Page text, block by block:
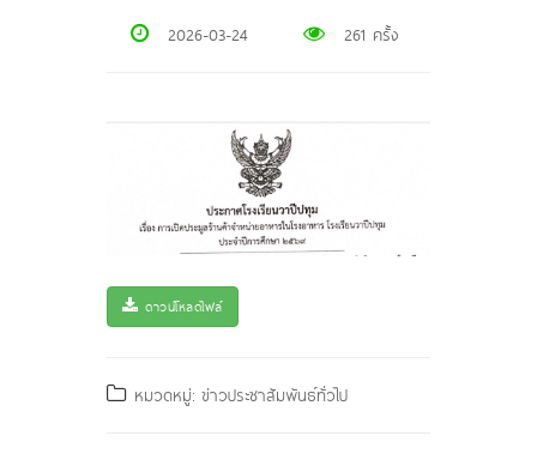
2026-03-24 261 ครั้ง
ดาวน์โหลดไฟล์
หมวดหมู่: ข่าวประชาสัมพันธ์ทั่วไป